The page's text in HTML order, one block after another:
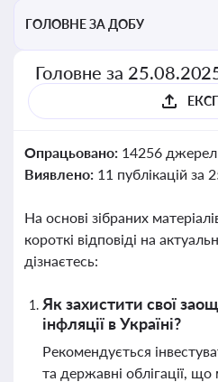
ГОЛОВНЕ ЗА ДОБУ
Головне за
Опрацьовано: 14256 джерел
Виявлено: 11 публікацій за
На основі зібраних
короткі відповіді на
дізнаєтесь:
Як захистити свої
інфляції в Україні?
Рекомендується
та державні облігації,